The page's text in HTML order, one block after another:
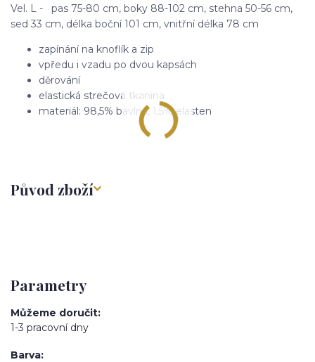
Vel. L - pas 75-80 cm, boky 88-102 cm, stehna 50-56 cm,
sed 33 cm, délka boční 101 cm, vnitřní délka 78 cm
zapínání na knoflík a zip
vpředu i vzadu po dvou kapsách
děrování
elastická strečová tkanina
materiál: 98,5% bavlna, 1,5% elasten
Původ zboží
Parametry
Můžeme doručit
1-3 pracovní dny
Barva